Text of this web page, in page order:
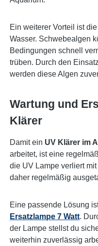
Ein weiterer Vorteil ist
Wasser. Schwebealgen
Bedingungen schnell
trüben. Durch den
werden diese Algen
Wartung und
Klärer
Damit ein UV Klärer im
arbeitet, ist eine
die UV Lampe verliert
daher regelmäßig
Eine passende Lösung
Ersatzlampe 7 Watt.
der Lampe stellst du
weiterhin zuverlässig